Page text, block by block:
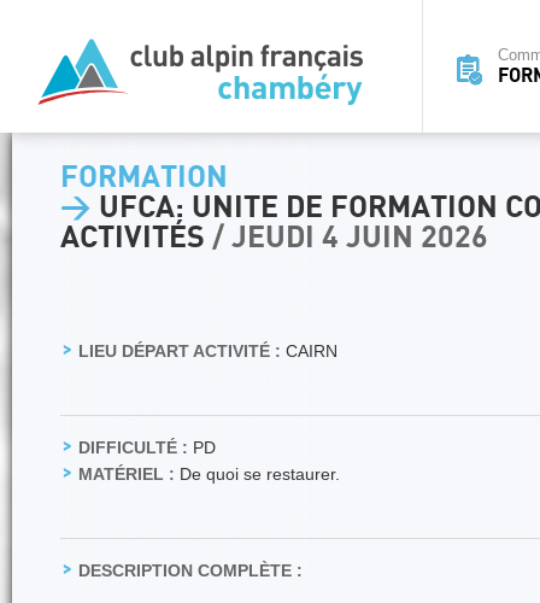
FORMATION
> UFCA: UNITE DE FORMATION
ACTIVITÉS / JEUDI 4 JUIN 2026
LIEU DÉPART ACTIVITÉ : CAIRN
DIFFICULTÉ : PD
MATÉRIEL : De quoi se restaurer.
DESCRIPTION COMPLÈTE :